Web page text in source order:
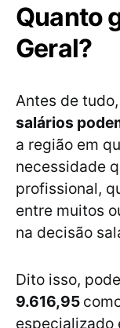
Quanto
Geral?
Antes de
salários
a região em
necessidade
profissional,
entre muitos
na decisão
Dito isso,
9.616,95
especializado